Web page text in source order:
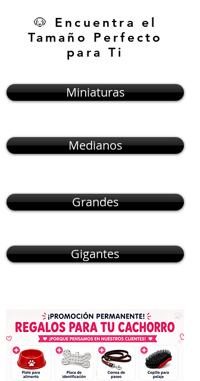
🐶 Encuentra el
Tamaño Perfecto
para Ti
Miniaturas
Medianos
Grandes
Gigantes